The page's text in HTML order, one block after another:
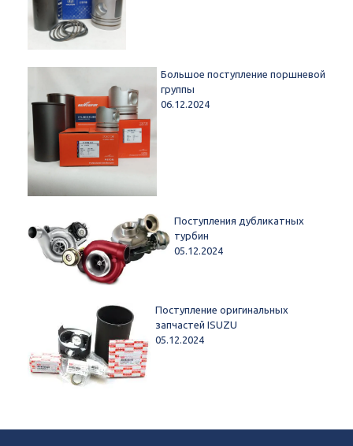
Большое поступление поршневой
группы
06.12.2024
Поступления дубликатных
турбин
05.12.2024
Поступление оригинальных
запчастей ISUZU
05.12.2024